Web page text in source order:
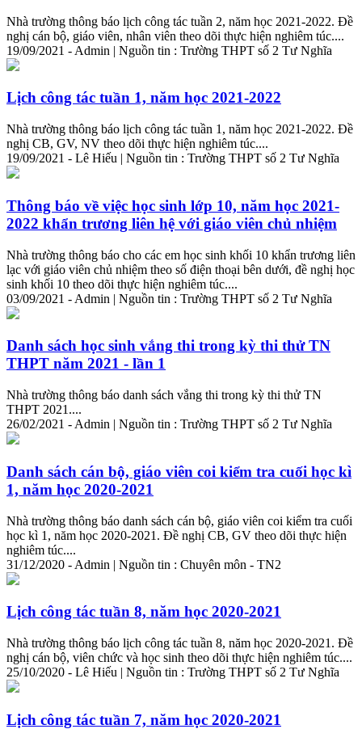
Nhà trường thông báo lịch công tác tuần 2, năm học 2021-2022. Đề
nghị cán bộ, giáo viên, nhân viên theo dõi thực hiện nghiêm túc....
19/09/2021 - Admin | Nguồn tin : Trường THPT số 2 Tư Nghĩa
Lịch công tác tuần 1, năm học 2021-2022
Nhà trường thông báo lịch công tác tuần 1, năm học 2021-2022. Đề
nghị CB, GV, NV theo dõi thực hiện nghiêm túc....
19/09/2021 - Lê Hiếu | Nguồn tin : Trường THPT số 2 Tư Nghĩa
Thông báo về việc học sinh lớp 10, năm học 2021-
2022 khẩn trương liên hệ với giáo viên chủ nhiệm
Nhà trường thông báo cho các em học sinh khối 10 khẩn trương liên
lạc với giáo viên chủ nhiệm theo số điện thoại bên dưới, đề nghị học
sinh khối 10 theo dõi thực hiện nghiêm túc....
03/09/2021 - Admin | Nguồn tin : Trường THPT số 2 Tư Nghĩa
Danh sách học sinh vắng thi trong kỳ thi thử TN
THPT năm 2021 - lần 1
Nhà trường thông báo danh sách vắng thi trong kỳ thi thử TN
THPT 2021....
26/02/2021 - Admin | Nguồn tin : Trường THPT số 2 Tư Nghĩa
Danh sách cán bộ, giáo viên coi kiểm tra cuối học kì
1, năm học 2020-2021
Nhà trường thông báo danh sách cán bộ, giáo viên coi kiểm tra cuối
học kì 1, năm học 2020-2021. Đề nghị CB, GV theo dõi thực hiện
nghiêm túc....
31/12/2020 - Admin | Nguồn tin : Chuyên môn - TN2
Lịch công tác tuần 8, năm học 2020-2021
Nhà trường thông báo lịch công tác tuần 8, năm học 2020-2021. Đề
nghị cán bộ, viên chức và học sinh theo dõi thực hiện nghiêm túc....
25/10/2020 - Lê Hiếu | Nguồn tin : Trường THPT số 2 Tư Nghĩa
Lịch công tác tuần 7, năm học 2020-2021